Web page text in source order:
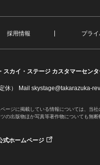
採用情報 プラ
スカイ・ステージ カスタマーセンタ
休） Mail skystage@takarazuka-
ジに掲載している情報については、当
の出版物ほか写真等著作物についても無断
式ホームページ